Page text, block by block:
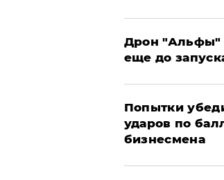
Дрон "Альфы"
еще до
Попытки
ударов по
бизнесмена